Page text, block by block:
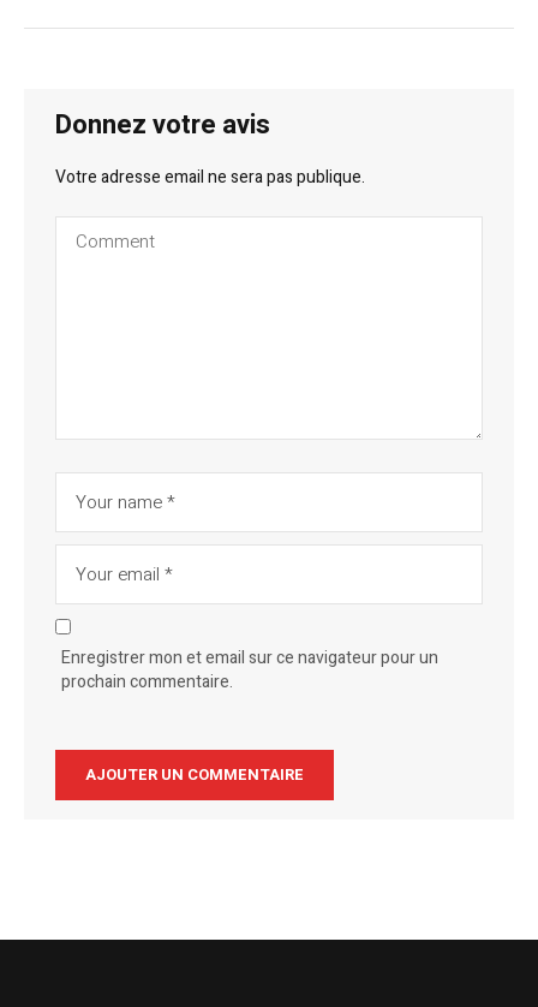
Donnez votre avis
Votre adresse email ne sera pas publique.
Enregistrer mon et email sur ce navigateur pour un
prochain commentaire.